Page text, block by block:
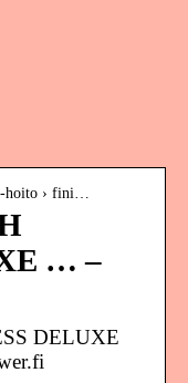
hoito › fini…
… –
DELUXE